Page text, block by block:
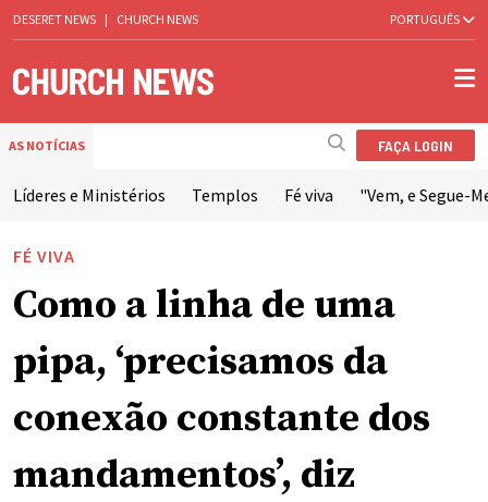
DESERET NEWS | CHURCH NEWS PORTUGUÊS
AS NOTÍCIAS FAÇA LOGIN
Líderes e Ministérios Templos Fé viva "Vem, e Segue-
FÉ VIVA
Como a linha de uma
pipa, ‘precisamos da
conexão constante dos
mandamentos’, diz